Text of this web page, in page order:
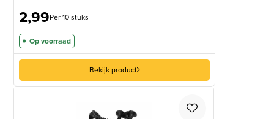
2,99Per 10 stuks
Op voorraad
Bekijk product